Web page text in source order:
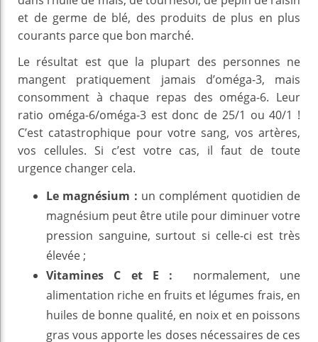
et de germe de blé, des produits de plus en plus
courants parce que bon marché.
Le résultat est que la plupart des personnes ne
mangent pratiquement jamais d’oméga-3, mais
consomment à chaque repas des oméga-6. Leur
ratio oméga-6/oméga-3 est donc de 25/1 ou 40/1 !
C’est catastrophique pour votre sang, vos artères,
vos cellules. Si c’est votre cas, il faut de toute
urgence changer cela.
Le magnésium : un complément quotidien de
magnésium peut être utile pour diminuer votre
pression sanguine, surtout si celle-ci est très
élevée ;
Vitamines C et E :
normalement, une
alimentation riche en fruits et légumes frais, en
huiles de bonne qualité, en noix et en poissons
gras vous apporte les doses nécessaires de ces